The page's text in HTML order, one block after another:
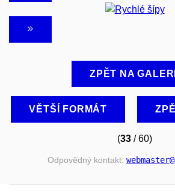
ZPĚT NA GALERII
VĚTŠÍ FORMÁT
(33 / 60)
Odpovědný kontakt: webmaster